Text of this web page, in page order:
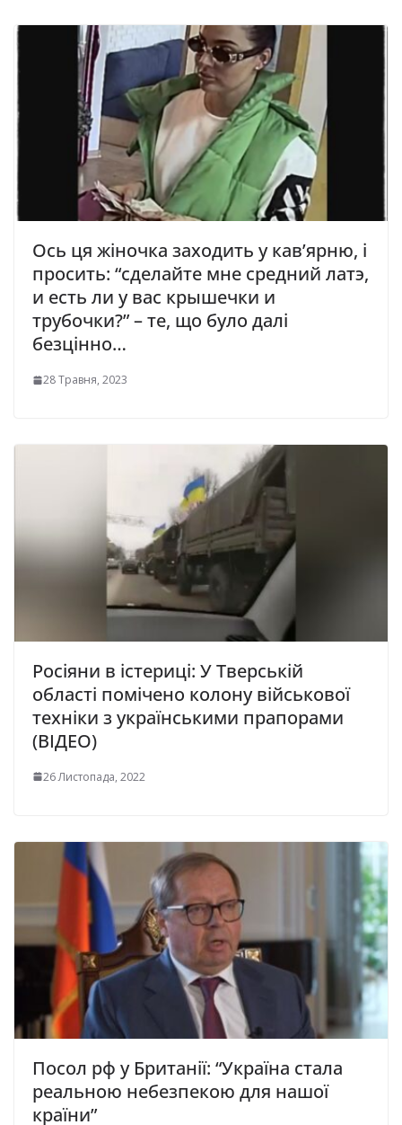
Ось ця жіночка заходить у кав’ярню, і
просить: “сделайте мне средний латэ,
и есть ли у вас крышечки и
трубочки?” – те, що було далі
безцінно…
28 Травня, 2023
Росіяни в істериці: У Тверській
області помічено колону військової
техніки з українськими прапорами
(ВІДЕО)
26 Листопада, 2022
Посол рф у Британії: “Україна стала
реальною небезпекою для нашої
країни”